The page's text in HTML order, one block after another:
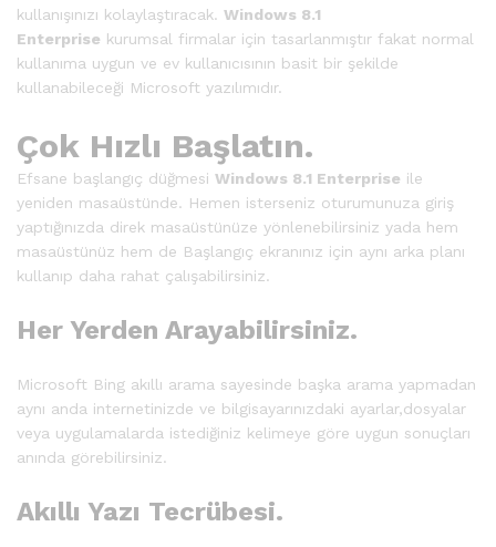
kullanışınızı kolaylaştıracak. Windows 8.1
Enterprise kurumsal firmalar için tasarlanmıştır fakat normal
kullanıma uygun ve ev kullanıcısının basit bir şekilde
kullanabileceği Microsoft yazılımıdır.
Çok Hızlı Başlatın.
Efsane başlangıç düğmesi Windows 8.1 Enterprise ile
yeniden masaüstünde. Hemen isterseniz oturumunuza giriş
yaptığınızda direk masaüstünüze yönlenebilirsiniz yada hem
masaüstünüz hem de Başlangıç ekranınız için aynı arka planı
kullanıp daha rahat çalışabilirsiniz.
Her Yerden Arayabilirsiniz.
Microsoft Bing akıllı arama sayesinde başka arama yapmadan
aynı anda internetinizde ve bilgisayarınızdaki ayarlar,dosyalar
veya uygulamalarda istediğiniz kelimeye göre uygun sonuçları
anında görebilirsiniz.
Akıllı Yazı Tecrübesi.